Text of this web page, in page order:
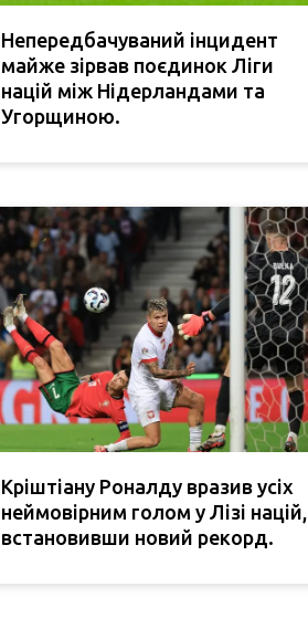
Непередбачуваний інцидент
майже зірвав поєдинок Ліги
націй між Нідерландами та
Угорщиною.
Кріштіану Роналду вразив усіх
неймовірним голом у Лізі націй,
встановивши новий рекорд.